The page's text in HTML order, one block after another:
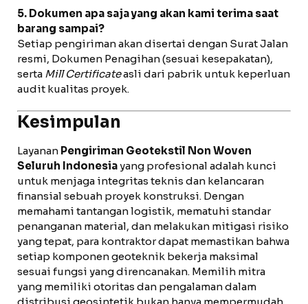
5. Dokumen apa saja yang akan kami terima saat
barang sampai?
Setiap pengiriman akan disertai dengan Surat Jalan
resmi, Dokumen Penagihan (sesuai kesepakatan),
serta Mill Certificateasli dari pabrik untuk keperluan
audit kualitas proyek.
Kesimpulan
Layanan Pengiriman Geotekstil Non Woven
Seluruh Indonesiayang profesional adalah kunci
untuk menjaga integritas teknis dan kelancaran
finansial sebuah proyek konstruksi. Dengan
memahami tantangan logistik, mematuhi standar
penanganan material, dan melakukan mitigasi risiko
yang tepat, para kontraktor dapat memastikan bahwa
setiap komponen geoteknik bekerja maksimal
sesuai fungsi yang direncanakan. Memilih mitra
yang memiliki otoritas dan pengalaman dalam